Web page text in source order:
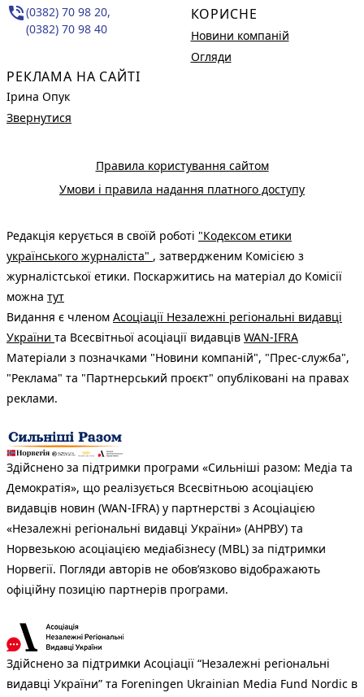
phone_in_talk(0382) 70 98 20,
(0382) 70 98 40
РЕКЛАМА НА САЙТІ
Ірина Опук
Звернутися
КОРИСНЕ
Новини компаній
Огляди
Правила користування сайтом
Умови і правила надання платного доступу
Редакція керується в своїй роботі "Кодексом етики
українського журналіста" , затвердженим Комісією з
журналістської етики. Поскаржитись на матеріал до Комісії
можна тут
Видання є членом Асоціації Незалежні регіональні видавці
України та Всесвітньої асоціації видавців WAN-IFRA
Матеріали з позначками "Новини компаній", "Прес-служба",
"Реклама" та "Партнерський проєкт" опубліковані на правах
реклами.
Здійснено за підтримки програми «Сильніші разом: Медіа та
Демократія», що реалізується Всесвітньою асоціацією
видавців новин (WAN-IFRA) у партнерстві з Асоціацією
«Незалежні регіональні видавці України» (АНРВУ) та
Норвезькою асоціацією медіабізнесу (MBL) за підтримки
Норвегії. Погляди авторів не обов’язково відображають
офіційну позицію партнерів програми.
Здійснено за підтримки Асоціації “Незалежні регіональні
видавці України” та Foreningen Ukrainian Media Fund Nordic в